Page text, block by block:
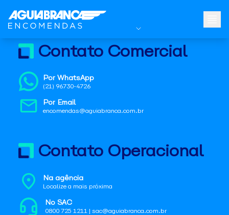
Contato Comercial
Por WhatsApp
(21) 96730-4726
Por Email
encomendas@aguiabranca.com.br
Contato Operacional
Na agência
Localize a mais próxima
No SAC
0800 725 1211 | sac@aguiabranca.com.br